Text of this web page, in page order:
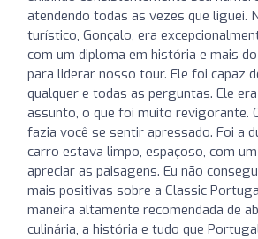
atendendo todas as vezes que liguei.
turístico, Gonçalo, era
com um diploma em história e mais
para liderar nosso tour. Ele foi capaz
qualquer e todas as perguntas. Ele
assunto, o que foi muito revigorante.
fazia você se sentir apressado. Foi a
carro estava limpo, espaçoso, com
apreciar as paisagens. Eu não
mais positivas sobre a Classic
maneira altamente recomendada de
culinária, a história e tudo que